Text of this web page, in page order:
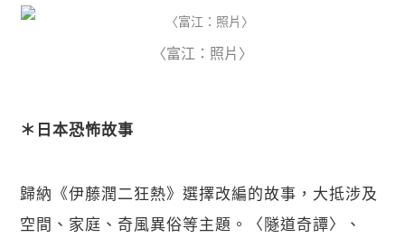
〈富江：照片〉
＊日本恐怖故事
歸納《伊藤潤二狂熱》選擇改編的故事，大抵涉及
空間、家庭、奇風異俗等主題。〈隧道奇譚〉、